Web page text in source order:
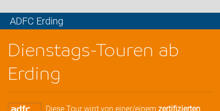
ADFC Erding
Dienstags-Touren ab
Erding
Diese Tour wird von einer/einem zertifizierten